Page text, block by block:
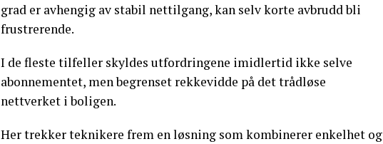
grad er avhengig av stabil nettilgang, kan selv korte avbrudd bli
frustrerende.
I de fleste tilfeller skyldes utfordringene imidlertid ikke selve
abonnementet, men begrenset rekkevidde på det trådløse
nettverket i boligen.
Her trekker teknikere frem en løsning som kombinerer enkelhet og